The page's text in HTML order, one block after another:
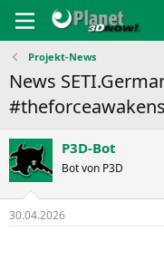
Projekt-News
News
#theforceawakens
P3D-Bot
Bot von P3D
30.04.2026